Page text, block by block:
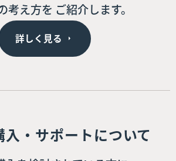
考え方を ご紹介します。
詳しく見る
入・サポートについて